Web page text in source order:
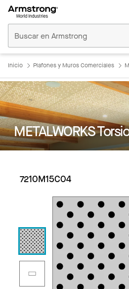
Comerciales
Inicio
Inicio Plafones y Muros Comerciales
METALWORKS
7210M15C04